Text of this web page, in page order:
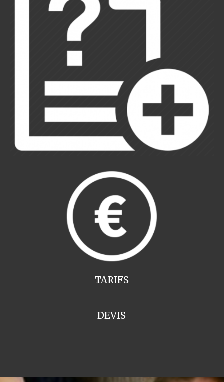
TARIFS
DEVIS